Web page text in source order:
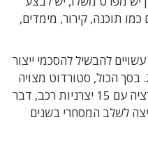
תוכנה, קירור, מימדים,
להבשיל להסכמי ייצור
סדרתי (C-Sample) כבר ב-2026. בסך הכול, סטורדוט מצויה
בשלבים שונים של בדיקה ואינטגרציה עם 15 יצרניות רכב, דבר
לשלב המסחרי בשנים